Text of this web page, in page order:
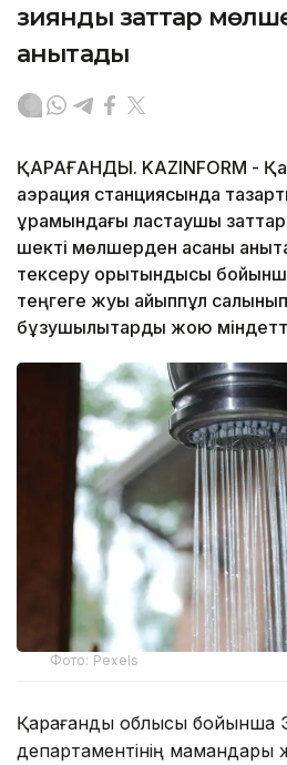
зиянды заттар
анықтады
ҚАРАҒАНДЫ. KAZINFORM -
аэрация станциясында
құрамындағы ластаушы
шекті мөлшерден асқаны
тексеру қорытындысы
теңгеге жуық айыппұл
бұзушылықтарды жою
Фото: Pexels
Қарағанды облысы бойынша
департаментінің мамандары